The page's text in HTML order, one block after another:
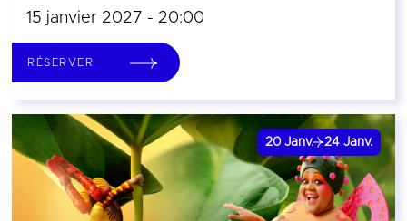
15 janvier 2027 - 20:00
RÉSERVER
20 Janv. 24 Janv.